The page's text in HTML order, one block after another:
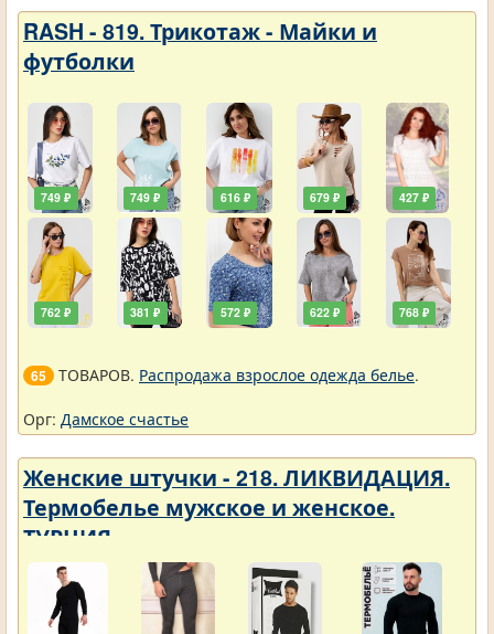
RASH - 819. Трикотаж - Майки и
футболки
749 ₽
762 ₽
749 ₽
381 ₽
616 ₽
572 ₽
679 ₽
622 ₽
427 ₽
768 ₽
65 ТОВАРОВ. Распродажа взрослое одежда белье.
Орг: Дамское счастье
Женские штучки - 218. ЛИКВИДАЦИЯ.
Термобелье мужское и женское.
ТУРЦИЯ